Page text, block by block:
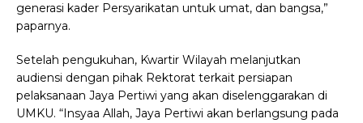
generasi kader Persyarikatan untuk umat, dan bangsa,”
paparnya.
Setelah pengukuhan, Kwartir Wilayah melanjutkan
audiensi dengan pihak Rektorat terkait persiapan
pelaksanaan Jaya Pertiwi yang akan diselenggarakan di
UMKU. “Insyaa Allah, Jaya Pertiwi akan berlangsung pada